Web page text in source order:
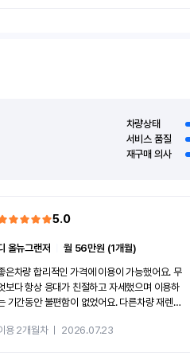
차량상태
서비스 품질
재구매 의사
5.0
올뉴그랜저 ㅣ월 56만원 (1개월)
은차량 합리적인 가격에 이용이 가능했어요. 무
보다 항상 응대가 친절하고 자세했으며 이용하
기간동안 불편함이 없었어요. 다른차량 재렌트
렌트 고민없이 강추합니다!!
용 2개월차ㅣ 2026.07.23